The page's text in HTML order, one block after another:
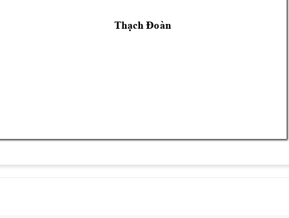
Thạch Đoàn